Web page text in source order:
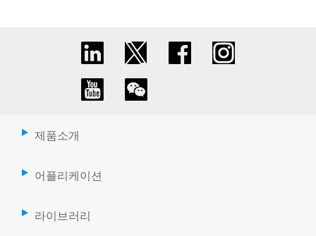
제품소개
어플리케이션
라이브러리